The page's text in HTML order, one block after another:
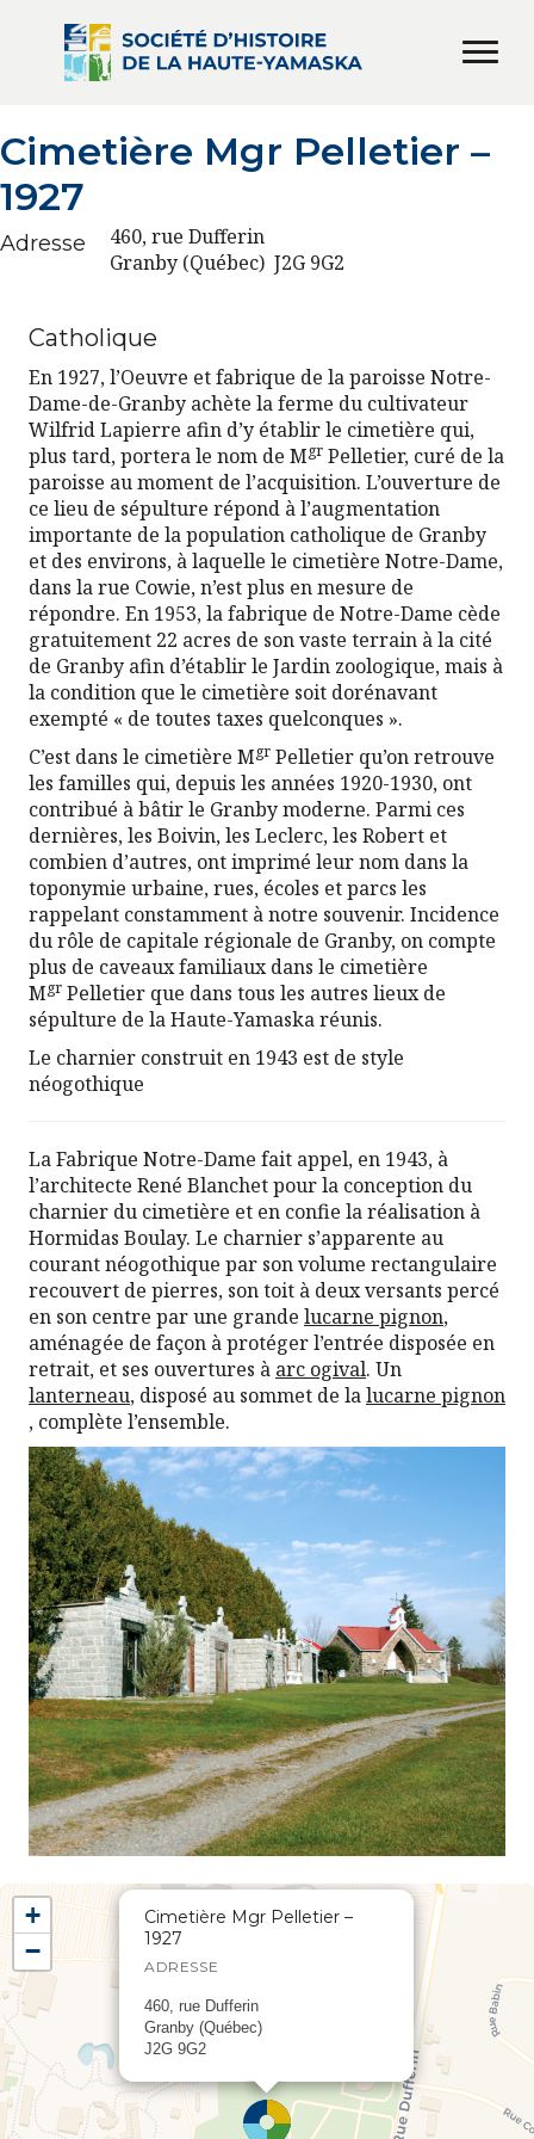
Cimetière Mgr Pelletier –
1927
Adresse
460, rue Dufferin
Granby (Québec) J2G 9G2
Catholique
En 1927, l’Oeuvre et fabrique de la paroisse Notre-
Dame-de-Granby achète la ferme du cultivateur
Wilfrid Lapierre afin d’y établir le cimetière qui,
plus tard, portera le nom de Mgr Pelletier, curé de la
paroisse au moment de l’acquisition. L’ouverture de
ce lieu de sépulture répond à l’augmentation
importante de la population catholique de Granby
et des environs, à laquelle le cimetière Notre-Dame,
dans la rue Cowie, n’est plus en mesure de
répondre. En 1953, la fabrique de Notre-Dame cède
gratuitement 22 acres de son vaste terrain à la cité
de Granby afin d’établir le Jardin zoologique, mais à
la condition que le cimetière soit dorénavant
exempté « de toutes taxes quelconques ».
C’est dans le cimetière Mgr Pelletier qu’on retrouve
les familles qui, depuis les années 1920-1930, ont
contribué à bâtir le Granby moderne. Parmi ces
dernières, les Boivin, les Leclerc, les Robert et
combien d’autres, ont imprimé leur nom dans la
toponymie urbaine, rues, écoles et parcs les
rappelant constamment à notre souvenir. Incidence
du rôle de capitale régionale de Granby, on compte
plus de caveaux familiaux dans le cimetière
Mgr Pelletier que dans tous les autres lieux de
sépulture de la Haute-Yamaska réunis.
Le charnier construit en 1943 est de style
néogothique
La Fabrique Notre-Dame fait appel, en 1943, à
l’architecte René Blanchet pour la conception du
charnier du cimetière et en confie la réalisation à
Hormidas Boulay. Le charnier s’apparente au
courant néogothique par son volume rectangulaire
recouvert de pierres, son toit à deux versants percé
en son centre par une grande lucarne pignon,
aménagée de façon à protéger l’entrée disposée en
retrait, et ses ouvertures à arc ogival. Un
lanterneau, disposé au sommet de lalucarne pignon
, complète l’ensemble.
Cimetière Mgr Pelletier –
1927
ADRESSE
460, rue Dufferin
Granby (Québec)
J2G 9G2
+
−